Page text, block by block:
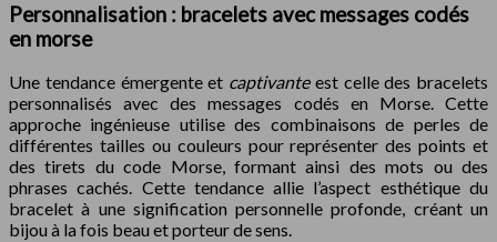
Personnalisation : bracelets avec messages codés
en morse
Une tendance émergente et captivante est celle des bracelets
personnalisés avec des messages codés en Morse. Cette
approche ingénieuse utilise des combinaisons de perles de
différentes tailles ou couleurs pour représenter des points et
des tirets du code Morse, formant ainsi des mots ou des
phrases cachés. Cette tendance allie l’aspect esthétique du
bracelet à une signification personnelle profonde, créant un
bijou à la fois beau et porteur de sens.